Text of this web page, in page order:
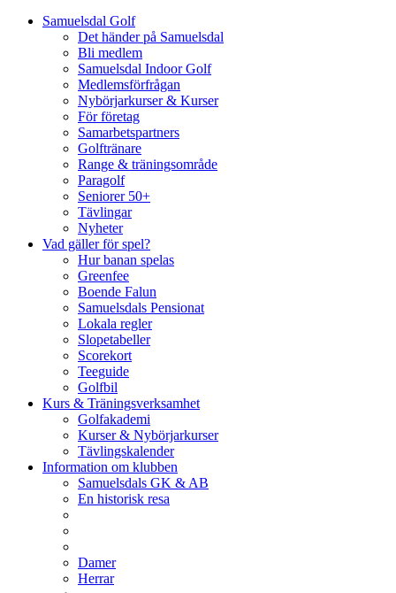
Samuelsdal Golf
Det händer på Samuelsdal
Bli medlem
Samuelsdal Indoor Golf
Medlemsförfrågan
Nybörjarkurser & Kurser
För företag
Samarbetspartners
Golftränare
Range & träningsområde
Paragolf
Seniorer 50+
Tävlingar
Nyheter
Vad gäller för spel?
Hur banan spelas
Greenfee
Boende Falun
Samuelsdals Pensionat
Lokala regler
Slopetabeller
Scorekort
Teeguide
Golfbil
Kurs & Träningsverksamhet
Golfakademi
Kurser & Nybörjarkurser
Tävlingskalender
Information om klubben
Samuelsdals GK & AB
En historisk resa
Damer
Herrar